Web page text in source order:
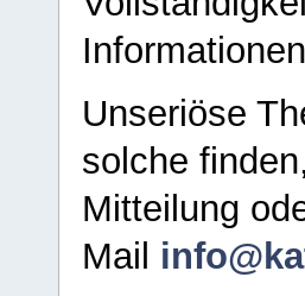
Unseriöse
solche
Mitteilung
Mail